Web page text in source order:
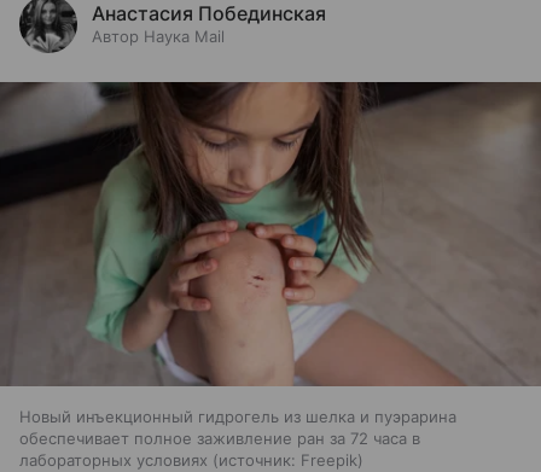
Анастасия Побединская
Автор Наука Mail
Новый инъекционный гидрогель из шелка и пуэрарина
обеспечивает полное заживление ран за 72 часа в
лабораторных условиях
источник: Freepik